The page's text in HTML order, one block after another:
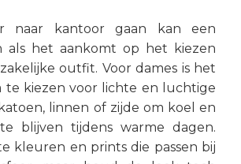
naar kantoor gaan kan een
als het aankomt op het kiezen
outfit. Voor dames is het
te kiezen voor lichte en luchtige
linnen of zijde om koel en
blijven tijdens warme dagen.
kleuren en prints die passen bij